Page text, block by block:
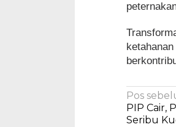
pos
Pos
PIP Cair,
Seribu